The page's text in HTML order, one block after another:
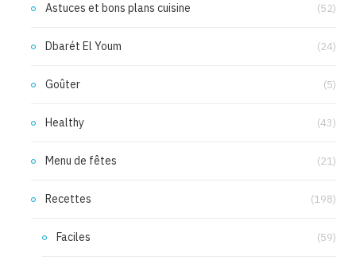
Astuces et bons plans cuisine (52)
Dbarét El Youm (24)
Goûter (5)
Healthy (43)
Menu de fêtes (21)
Recettes (198)
Faciles (59)